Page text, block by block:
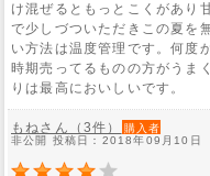
け混ぜるともっとこくがあり
で少しづついただきこの夏を
い方法は温度管理です。何度
時期売ってるものの方がうま
りは最高においしいです。
もねさん（3件）
購入者
非公開 投稿日：2018年09月10日